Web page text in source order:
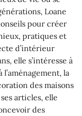
Loane
pour créer
pratiques et
d’intérieur
elle s’intéresse à
la
des maisons
articles, elle
des